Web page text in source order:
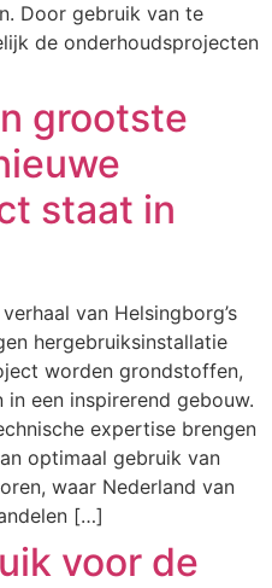
Door gebruik van te
de onderhoudsprojecten
grootste
staat in
van Helsingborg’s
hergebruiksinstallatie
worden grondstoffen,
een inspirerend gebouw.
expertise brengen
optimaal gebruik van
waar Nederland van
[…]
voor de